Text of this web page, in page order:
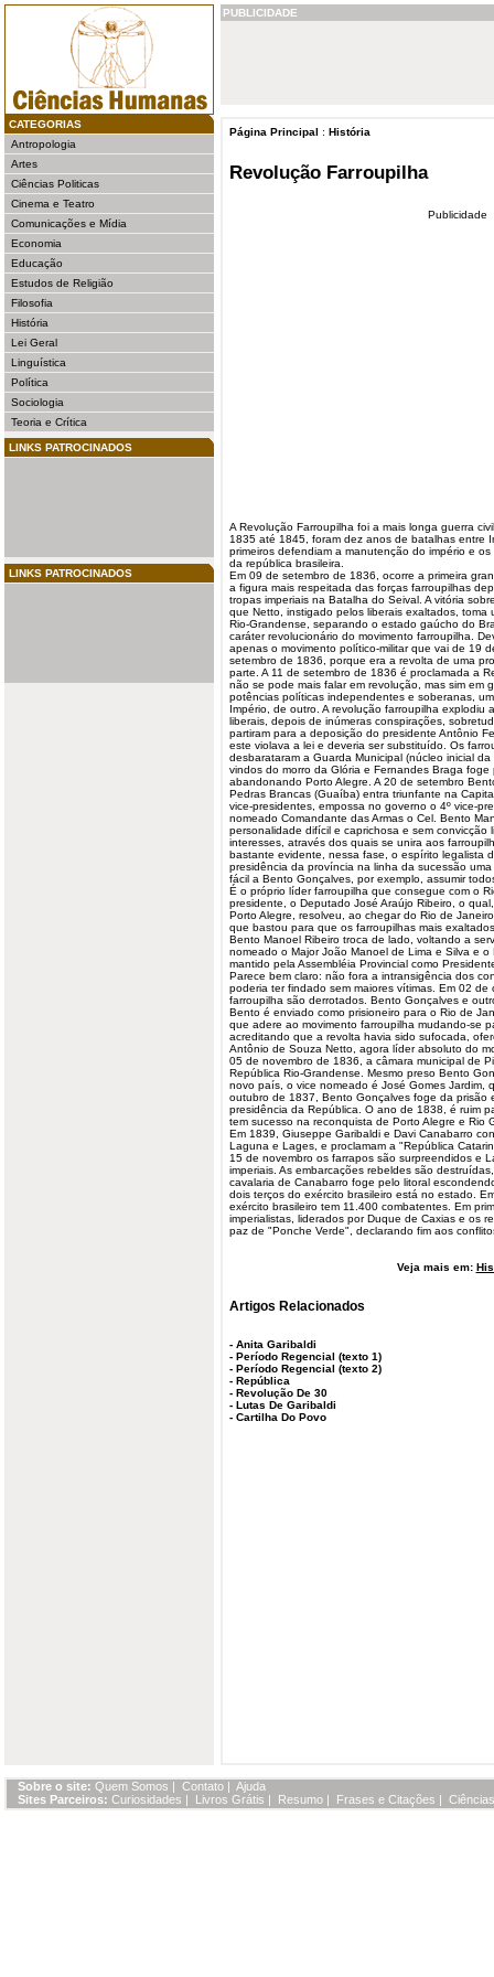
CATEGORIAS
Antropologia
Artes
Ciências Politicas
Cinema e Teatro
Comunicações e Mídia
Economia
Educação
Estudos de Religião
Filosofia
História
Lei Geral
Linguística
Política
Sociologia
Teoria e Crítica
LINKS PATROCINADOS
LINKS PATROCINADOS
PUBLICIDADE
Página Principal : História
Revolução Farroupilha
Publicidade
A Revolução Farroupilha foi a mais longa guerra
1835 até 1845, foram dez anos de batalhas entre
primeiros defendiam a manutenção do império e
da república brasileira.
Em 09 de setembro de 1836, ocorre a primeira
a figura mais respeitada das forças farroupilhas
tropas imperiais na Batalha do Seival. A vitória
que Netto, instigado pelos liberais exaltados, toma
Rio-Grandense, separando o estado gaúcho do
caráter revolucionário do movimento farroupilha.
apenas o movimento político-militar que vai de 19
setembro de 1836, porque era a revolta de uma
parte. A 11 de setembro de 1836 é proclamada a
não se pode mais falar em revolução, mas sim em
potências políticas independentes e soberanas,
Império, de outro. A revolução farroupilha
liberais, depois de inúmeras conspirações,
partiram para a deposição do presidente Antônio
este violava a lei e deveria ser substituído. Os
desbarataram a Guarda Municipal (núcleo inicial
vindos do morro da Glória e Fernandes Braga
abandonando Porto Alegre. A 20 de setembro
Pedras Brancas (Guaíba) entra triunfante na
vice-presidentes, empossa no governo o 4º vice-
nomeado Comandante das Armas o Cel. Bento
personalidade difícil e caprichosa e sem convicção
interesses, através dos quais se unira aos
bastante evidente, nessa fase, o espírito legalista
presidência da província na linha da sucessão
fácil a Bento Gonçalves, por exemplo, assumir
É o próprio líder farroupilha que consegue com o
presidente, o Deputado José Araújo Ribeiro, o
Porto Alegre, resolveu, ao chegar do Rio de
que bastou para que os farroupilhas mais
Bento Manoel Ribeiro troca de lado, voltando a
nomeado o Major João Manoel de Lima e Silva e o
mantido pela Assembléia Provincial como
Parece bem claro: não fora a intransigência dos
poderia ter findado sem maiores vítimas. Em 02
farroupilha são derrotados. Bento Gonçalves e
Bento é enviado como prisioneiro para o Rio de
que adere ao movimento farroupilha mudando-se
acreditando que a revolta havia sido sufocada,
Antônio de Souza Netto, agora líder absoluto do
05 de novembro de 1836, a câmara municipal de
República Rio-Grandense. Mesmo preso Bento
novo país, o vice nomeado é José Gomes Jardim,
outubro de 1837, Bento Gonçalves foge da prisão
presidência da República. O ano de 1838, é ruim
tem sucesso na reconquista de Porto Alegre e Rio
Em 1839, Giuseppe Garibaldi e Davi Canabarro
Laguna e Lages, e proclamam a "República
15 de novembro os farrapos são surpreendidos e
imperiais. As embarcações rebeldes são
cavalaria de Canabarro foge pelo litoral
dois terços do exército brasileiro está no estado.
exército brasileiro tem 11.400 combatentes. Em
imperialistas, liderados por Duque de Caxias e os
paz de "Ponche Verde", declarando fim aos
Veja mais em:
Artigos Relacionados
- Anita Garibaldi
- Período Regencial (texto 1)
- Período Regencial (texto 2)
- República
- Revolução De 30
- Lutas De Garibaldi
- Cartilha Do Povo
Sobre o site: Quem Somos | Contato | Ajuda
Sites Parceiros: Curiosidades | Livros Grátis | Resumo | Frases e Citações |